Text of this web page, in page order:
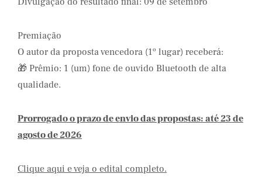
Premiação
O autor da proposta vencedora (1º lugar) receberá:
🎁 Prêmio: 1 (um) fone de ouvido Bluetooth de alta
qualidade.
Prorrogado o prazo de envio das propostas: até 23 de
agosto de 2026
Clique aqui e veja o edital completo.